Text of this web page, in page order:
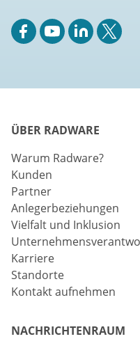
ÜBER RADWARE
Warum Radware?
Kunden
Partner
Anlegerbeziehungen
Vielfalt und Inklusion
Karriere
Standorte
Kontakt aufnehmen
NACHRICHTENRAUM